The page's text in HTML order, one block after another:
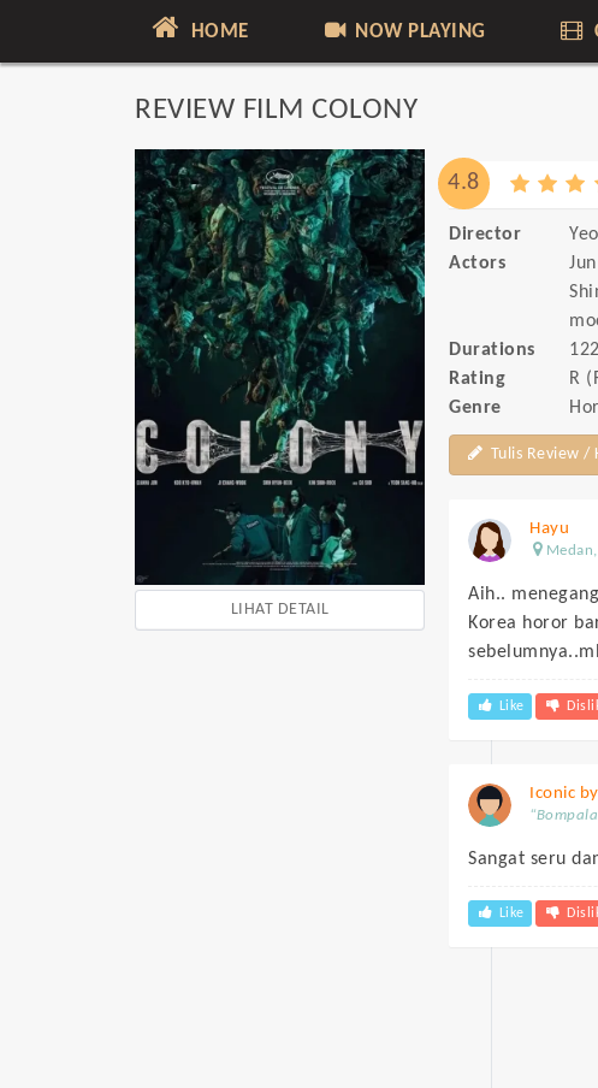
HOME NOW PLAYING
REVIEW FILM COLONY
LIHAT DETAIL
4.8
Director
Actors
Durations
Rating
R
Genre
Tulis Review /
Hayu
Aih..
Korea horor
Like
Iconic by
Sangat seru
Like